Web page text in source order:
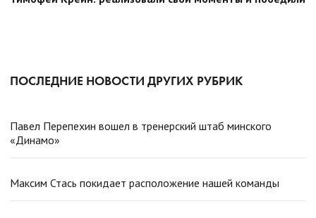
ПОСЛЕДНИЕ НОВОСТИ ДРУГИХ РУБРИК
Павел Перепехин вошел в тренерский штаб минского
«Динамо»
Максим Стась покидает расположение нашей команды